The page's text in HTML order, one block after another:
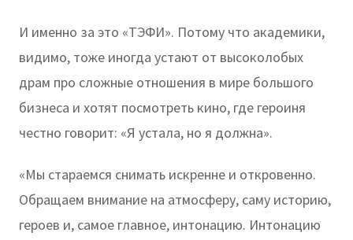
И именно за это «ТЭФИ». Потому что академики,
видимо, тоже иногда устают от высоколобых
драм про сложные отношения в мире большого
бизнеса и хотят посмотреть кино, где героиня
честно говорит: «Я устала, но я должна».
«Мы стараемся снимать искренне и откровенно.
Обращаем внимание на атмосферу, саму историю,
героев и, самое главное, интонацию. Интонацию